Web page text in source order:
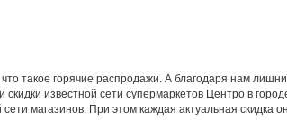
такое горячие распродажи. А благодаря нам
известной сети супермаркетов Центро в
магазинов. При этом каждая актуальная скидка